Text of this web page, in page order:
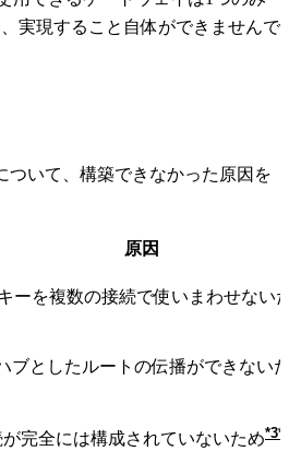
実現すること自体ができませんで
ついて、構築できなかった原因を
原因
ーを複数の接続で使いまわせない
ブとしたルートの伝播ができない
完全には構成されていないため 3